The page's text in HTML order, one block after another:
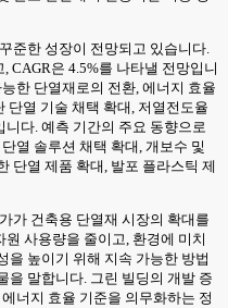
준한 성장이 전망되고 있습니다.
CAGR은 4.5%를 나타낼 전망입니
한 단열재로의 전환, 에너지 효율
단열 기술 채택 확대, 저열전도율
다. 예측 기간의 주요 동향으로
열 솔루션 채택 확대, 개보수 및
단열 제품 확대, 발포 플라스틱 제
가 건축용 단열재 시장의 확대를
사용량을 줄이고, 환경에 미치
을 높이기 위해 지속 가능한 방법
을 말합니다. 그린 빌딩의 개발 증
너지 효율 기준을 의무화하는 정